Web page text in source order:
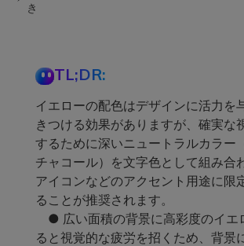
き
TL;DR:
イエローの配色はデザインに活力を
きつける効果がありますが、確実な
するために深いニュートラルカラー
チャコール）を文字色として組み合
アイコンなどのアクセント用途に限
ることが推奨されます。
● 広い面積の背景に高彩度のイエ
ると視覚的な疲労を招くため、背景